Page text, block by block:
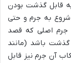
قابل گذشت بودن
شروع به جرم و حتی
جرم اصلی که قصد
گذشت باشد (مانند
آن جرم نیز قابل